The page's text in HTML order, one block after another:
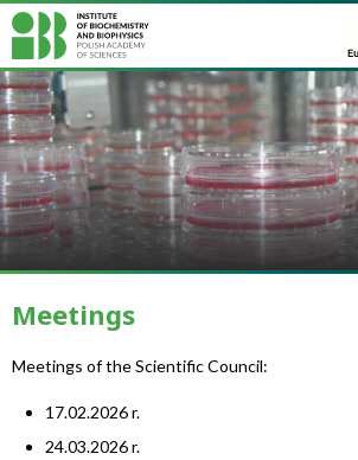
Meetings
Meetings of the Scientific Council:
17.02.2026 r.
24.03.2026 r.